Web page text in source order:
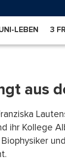
LEBEN 3
aus
ihr Kollege